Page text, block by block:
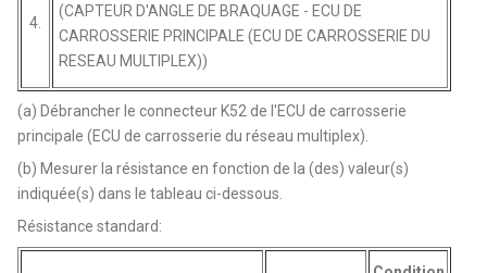
4.
(CAPTEUR D'ANGLE DE BRAQUAGE - ECU DE
CARROSSERIE PRINCIPALE (ECU DE CARROSSERIE DU
RESEAU MULTIPLEX))
(a) Débrancher le connecteur K52 de l'ECU de carrosserie
principale (ECU de carrosserie du réseau multiplex).
(b) Mesurer la résistance en fonction de la (des) valeur(s)
indiquée(s) dans le tableau ci-dessous.
Résistance standard: